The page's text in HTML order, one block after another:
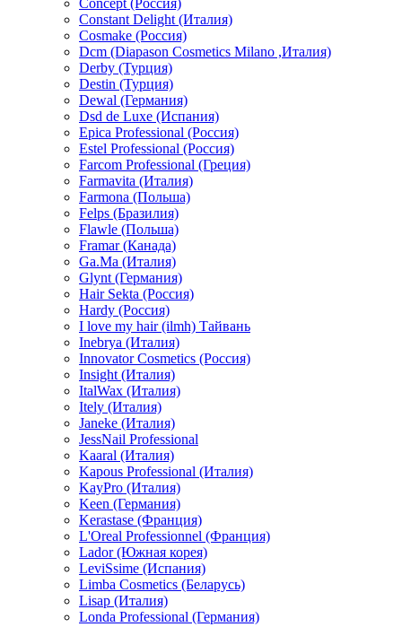
Concept (Россия)
Constant Delight (Италия)
Cosmake (Россия)
Dcm (Diapason Cosmetics Milano ,Италия)
Derby (Турция)
Destin (Турция)
Dewal (Германия)
Dsd de Luxe (Испания)
Epica Professional (Россия)
Estel Professional (Россия)
Farcom Professional (Греция)
Farmavita (Италия)
Farmona (Польша)
Felps (Бразилия)
Flawle (Польша)
Framar (Канада)
Ga.Ma (Италия)
Glynt (Германия)
Hair Sekta (Россия)
Hardy (Россия)
I love my hair (ilmh) Тайвань
Inebrya (Италия)
Innovator Cosmetics (Россия)
Insight (Италия)
ItalWax (Италия)
Itely (Италия)
Janeke (Италия)
JessNail Professional
Kaaral (Италия)
Kapous Professional (Италия)
KayPro (Италия)
Keen (Германия)
Kerastase (Франция)
L'Oreal Professionnel (Франция)
Lador (Южная корея)
LeviSsime (Испания)
Limba Cosmetics (Беларусь)
Lisap (Италия)
Londa Professional (Германия)